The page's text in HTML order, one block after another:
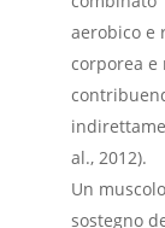
aerobico e
corporea e
al., 2012).
Un
sostegno